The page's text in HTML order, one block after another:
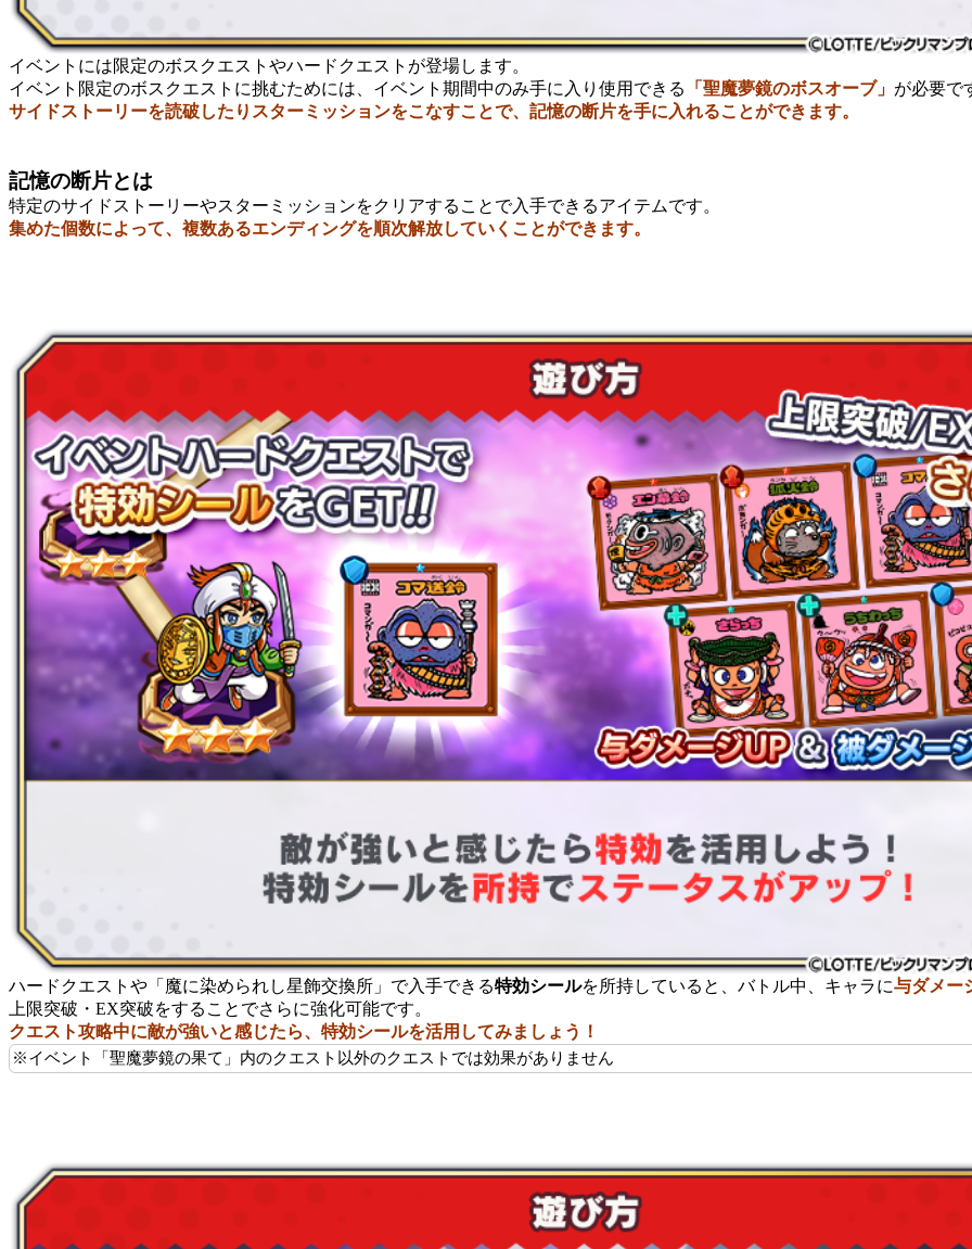
イベントには限定のボスクエストやハードクエストが登場します。
イベント限定のボスクエストに挑むためには、イベント期間中のみ手に入り使用できる
「聖魔夢鏡のボスオーブ」 が必要で
サイドストーリーを読破したりスターミッションをこなすことで、記憶の断片を手に入れることができます。
記憶の断片とは
特定のサイドストーリーやスターミッションをクリアすることで入手できるアイテムです。
集めた個数によって、複数あるエンディングを順次解放していくことができます。
ハードクエストや「魔に染められし星飾交換所」で入手できる特効シールを所持していると、バトル中、キャラに与ダメー
上限突破・EX突破をすることでさらに強化可能です。
クエスト攻略中に敵が強いと感じたら、特効シールを活用してみましょう！
※イベント「聖魔夢鏡の果て」内のクエスト以外のクエストでは効果がありません